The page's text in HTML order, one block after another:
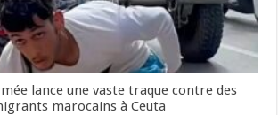
lance une vaste traque contre des
marocains à Ceuta